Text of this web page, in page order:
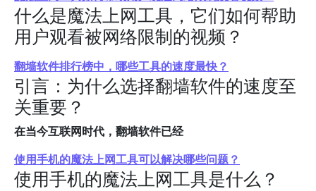
什么是魔法上网工具，它们如何帮助
用户观看被网络限制的视频？
翻墙软件排行榜中，哪些工具的速度最快？
引言：为什么选择翻墙软件的速度至
关重要？
在当今互联网时代，翻墙软件已经
使用手机的魔法上网工具可以解决哪些问题？
使用手机的魔法上网工具是什么？